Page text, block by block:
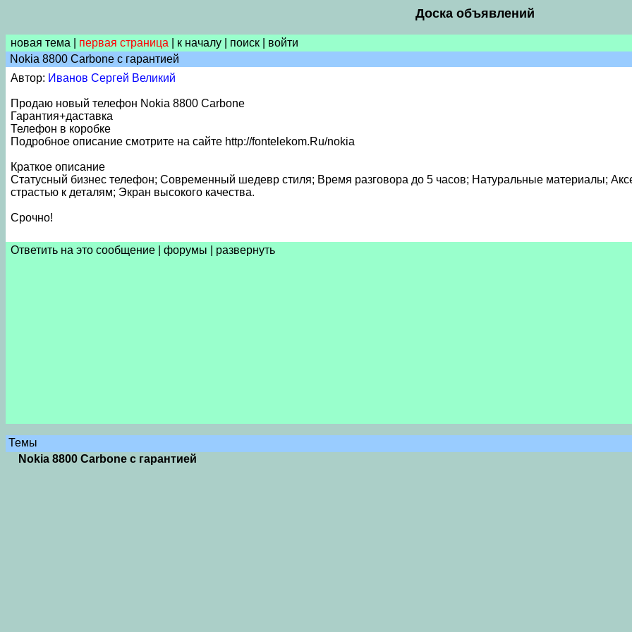
Доска объявлений
новая тема первая страница к началу поиск войти
Nokia 8800 Carbone с гарантией
Автор: Иванов Сергей Великий
Продаю новый телефон Nokia 8800 Carbone
Гарантия+даставка
Телефон в коробке
Подробное описание смотрите на сайте http://fontelekom.Ru/nokia
Краткое описание
Статусный бизнес телефон; Современный шедевр стиля; Время разговора до 5 часов; Натуральные материалы;
страстью к деталям; Экран высокого качества.
Срочно!
Ответить на это сообщение форумы
развернуть
Темы
Nokia 8800 Carbone с гарантией